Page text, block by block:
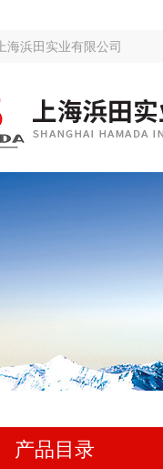
上海浜田实业有限公司
产品目录